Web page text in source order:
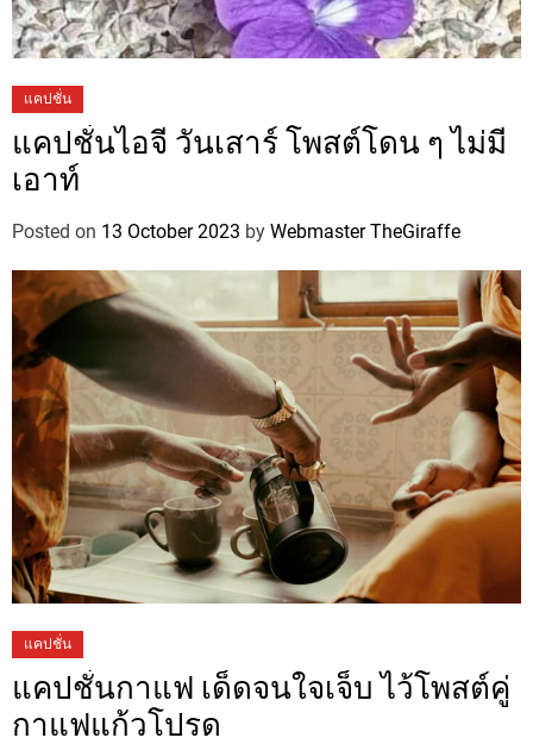
แคปชั่น
แคปชั่นไอจี วันเสาร์ โพสต์โดน ๆ ไม่มี
เอาท์
Posted on 13 October 2023 by Webmaster TheGiraffe
แคปชั่น
แคปชั่นกาแฟ เด็ดจนใจเจ็บ ไว้โพสต์คู่
กาแฟแก้วโปรด